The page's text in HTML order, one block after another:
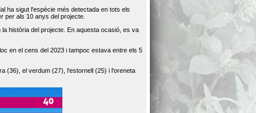
ha sigut l'espècie més detectada en tots els
per als 10 anys del projecte.
història del projecte. En aquesta ocasió, es va
en el cens del 2023 i tampoc estava entre els 5
(36), el verdum (27), l'estornell (25) i l'oreneta